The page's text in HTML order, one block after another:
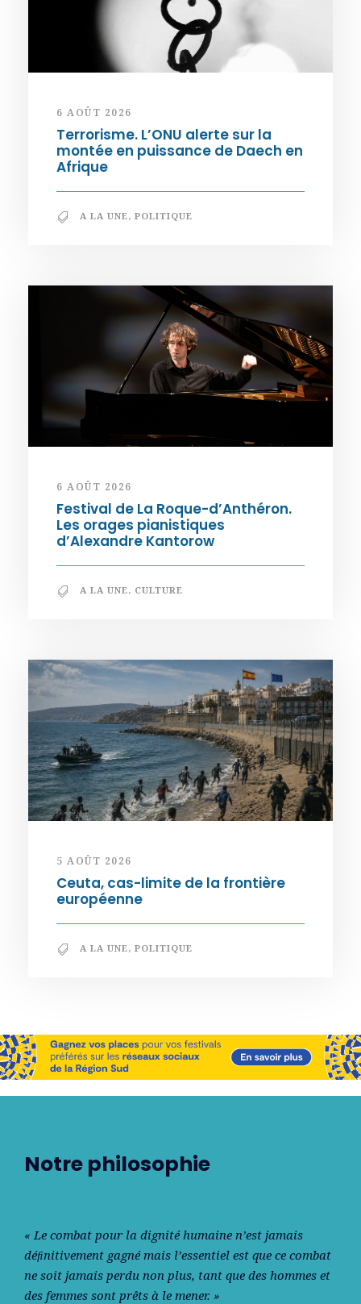
6 AOÛT 2026
Terrorisme. L’ONU alerte sur la
montée en puissance de Daech en
Afrique
A LA UNE, POLITIQUE
6 AOÛT 2026
Festival de La Roque-d’Anthéron.
Les orages pianistiques
d’Alexandre Kantorow
A LA UNE, CULTURE
5 AOÛT 2026
Ceuta, cas-limite de la frontière
européenne
A LA UNE, POLITIQUE
Notre philosophie
« Le combat pour la dignité humaine n’est jamais
déﬁnitivement gagné mais l’essentiel est que ce combat
ne soit jamais perdu non plus, tant que des hommes et
des femmes sont prêts à le mener. »